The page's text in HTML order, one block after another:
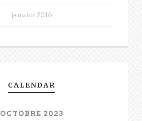
janvier 2016
CALENDAR
OCTOBRE 2023